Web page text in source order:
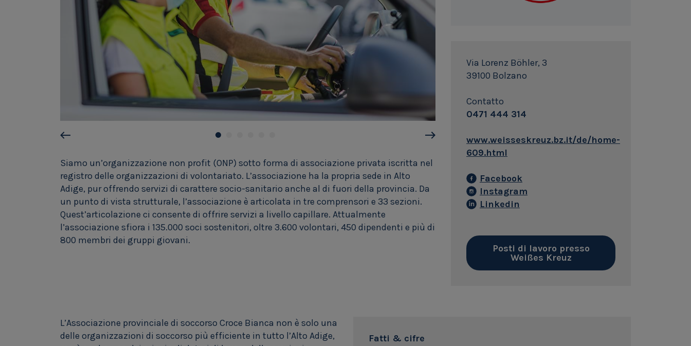
Siamo un’organizzazione non profit (ONP) sotto forma di associazione privata iscritta nel
registro delle organizzazioni di volontariato. L’associazione ha la propria sede in Alto
Adige, pur offrendo servizi di carattere socio-sanitario anche al di fuori della provincia. Da
un punto di vista strutturale, l’associazione è articolata in tre comprensori e 33 sezioni.
Quest’articolazione ci consente di offrire servizi a livello capillare. Attualmente
l’associazione sfiora i 135.000 soci sostenitori, oltre 3.600 volontari, 450 dipendenti e più di
800 membri dei gruppi giovani.
Via Lorenz Böhler, 3
39100 Bolzano
Contatto
0471 444 314
www.weisseskreuz.bz.it/de/home-
609.html
Facebook
Instagram
Linkedin
Posti di lavoro presso
Weißes Kreuz
L’Associazione provinciale di soccorso Croce Bianca non è solo una
delle organizzazioni di soccorso più efficiente in tutto l’Alto Adige,
Fatti & cifre